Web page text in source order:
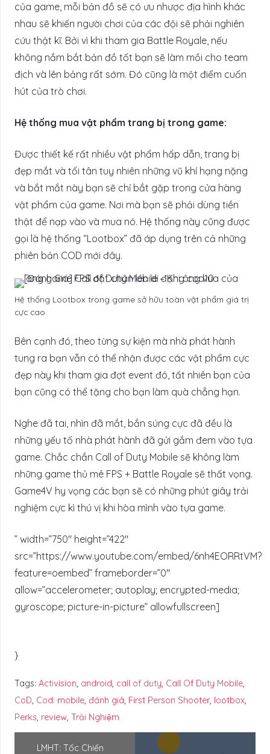
của game, mỗi bản đồ sẽ có ưu nhược địa hình khác
nhau sẽ khiến người chơi của các đội sẽ phải nghiên
cứu thật kĩ. Bởi vì khi tham gia Battle Royale, nếu
không nắm bắt bản đồ tốt bạn sẽ làm mồi cho team
địch và lên bảng rất sớm. Đó cũng là một điểm cuốn
hút của trò chơi.
Hệ thống mua vật phẩm trang bị trong game:
Được thiết kế rất nhiều vật phẩm hấp dẫn, trang bị
đẹp mắt và tối tân tuy nhiên những vũ khí hạng nặng
và bắt mắt này bạn sẽ chỉ bắt gặp trong cửa hàng
vật phẩm của game. Nơi mà bạn sẽ phải dùng tiền
thật để nạp vào và mua nó. Hệ thống này cũng được
gọi là hệ thống “Lootbox” đã áp dụng trên cả những
phiên bản COD mới đây.
Hệ thống Lootbox trong game sở hữu toàn vật phẩm giá trị
cực cao.
Bên cạnh đó, theo từng sự kiện mà nhà phát hành
tung ra bạn vẫn có thể nhận được các vật phẩm cực
đẹp này khi tham gia đợt event đó, tất nhiên bạn của
bạn cũng có thể tặng cho bạn làm quà chẳng hạn.
Nghe đã tai, nhìn đã mắt, bắn súng cực đã đều là
những yếu tố nhà phát hành đã gửi gắm đem vào tựa
game. Chắc chắn Call of Duty Mobile sẽ không làm
những game thủ mê FPS + Battle Royale sẽ thất vọng.
Game4V hy vọng các bạn sẽ có những phút giây trải
nghiệm cực kì thú vị khi hòa mình vào tựa game.
” width=”750″ height=”422″
src=”https://www.youtube.com/embed/6nh4EORRtVM?
feature=oembed” frameborder=”0″
allow=”accelerometer; autoplay; encrypted-media;
gyroscope; picture-in-picture” allowfullscreen]
}
Tags: Activision, android, call of duty, Call Of Duty Mobile,
CoD, Cod: mobile, đánh giá, First Person Shooter, lootbox,
Perks, review, Trải Nghiệm
LMHT: Tốc Chiến